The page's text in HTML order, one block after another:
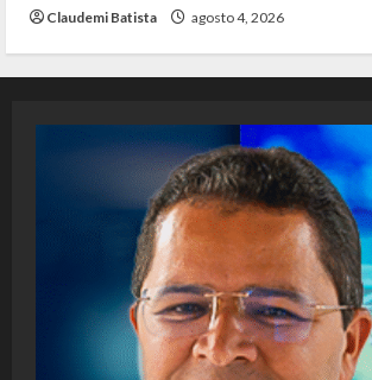
Claudemi Batista agosto 4, 2026